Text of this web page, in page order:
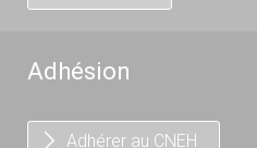
Adhésion
Adhérer au CNEH